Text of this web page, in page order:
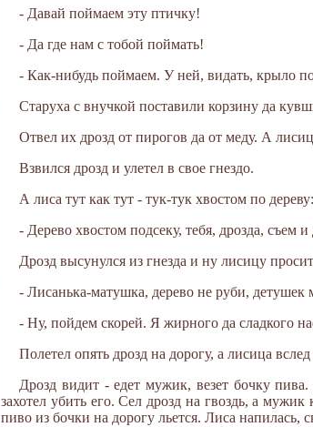
- Давай поймаем эту птичку!
- Да где нам с тобой поймать!
- Как-нибудь поймаем. У ней, видать, крыло
Старуха с внучкой поставили корзину да
Отвел их дрозд от пирогов да от меду. А
Взвился дрозд и улетел в свое гнездо.
А лиса тут как тут - тук-тук хвостом по дереву:
- Дерево хвостом подсеку, тебя, дрозда, съем
Дрозд высунулся из гнезда и ну лисицу
- Лисанька-матушка, дерево не руби,
- Ну, пойдем скорей. Я жирного да сладкого
Полетел опять дрозд на дорогу, а лисица
Дрозд видит - едет мужик, везет бочку
захотел убить его. Сел дрозд на гвоздь, а
пиво из бочки на дорогу льется. Лиса напилась,